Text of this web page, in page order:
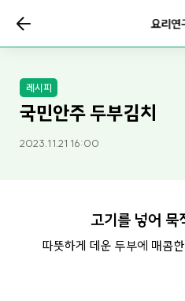
요리연
레시피
국민안주 두부김치
2023.11.21 16:00
고기를 넣어 묵
따뜻하게 데운 두부에 매콤